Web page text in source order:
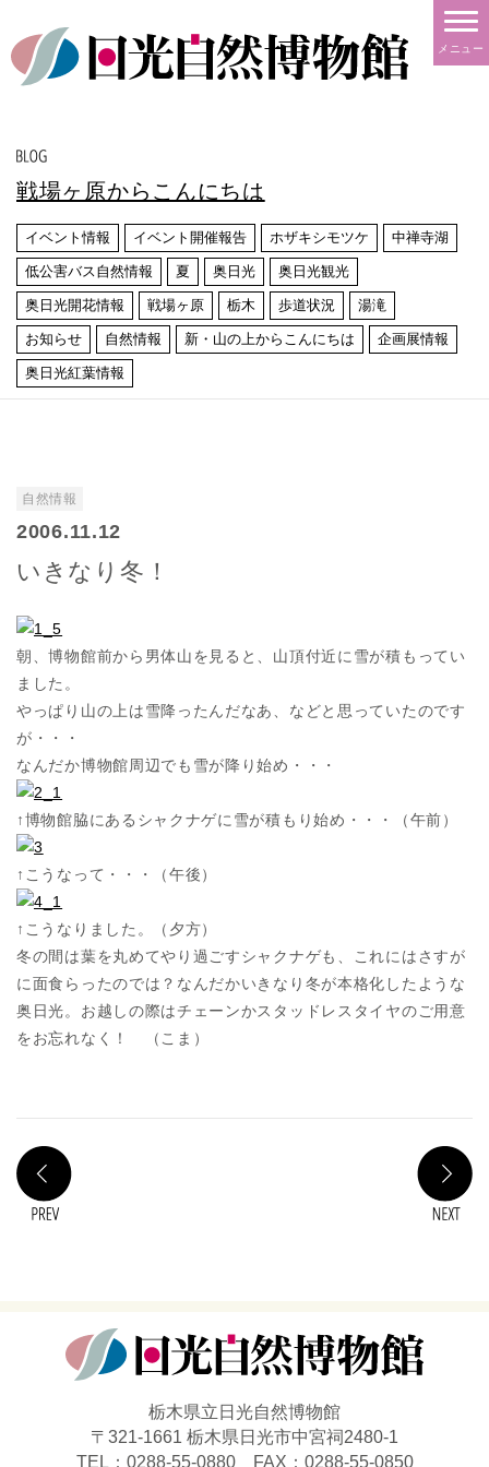
メニュー
戦場ヶ原からこんにちは
イベント情報 イベント開催報告 ホザキシモツケ 中禅寺湖
低公害バス自然情報 夏 奥日光 奥日光観光
奥日光開花情報 戦場ヶ原 栃木 歩道状況 湯滝
お知らせ 自然情報 新・山の上からこんにちは 企画展情報
奥日光紅葉情報
自然情報
2006.11.12
いきなり冬！
朝、博物館前から男体山を見ると、山頂付近に雪が積もってい
ました。
やっぱり山の上は雪降ったんだなあ、などと思っていたのです
が・・・
なんだか博物館周辺でも雪が降り始め・・・
↑博物館脇にあるシャクナゲに雪が積もり始め・・・（午前）
↑こうなって・・・（午後）
↑こうなりました。（夕方）
冬の間は葉を丸めてやり過ごすシャクナゲも、これにはさすが
に面食らったのでは？なんだかいきなり冬が本格化したような
奥日光。お越しの際はチェーンかスタッドレスタイヤのご用意
をお忘れなく！ （こま）
栃木県立日光自然博物館
〒321-1661 栃木県日光市中宮祠2480-1
TEL：0288-55-0880 FAX：0288-55-0850